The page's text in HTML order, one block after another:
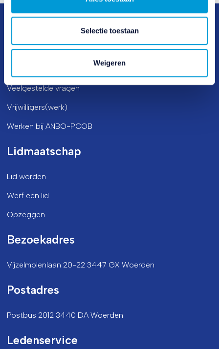
Selectie toestaan
Weigeren
Veelgestelde vragen
Vrijwilligers(werk)
Werken bij ANBO-PCOB
Lidmaatschap
Lid worden
Werf een lid
Opzeggen
Bezoekadres
Vijzelmolenlaan 20-22 3447 GX Woerden
Postadres
Postbus 2012 3440 DA Woerden
Ledenservice